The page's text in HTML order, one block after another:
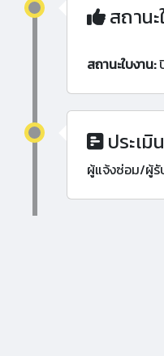
สถาน
สถานะใบงาน:
ประเ
ผู้แจ้งซ่อม/ผู้รั